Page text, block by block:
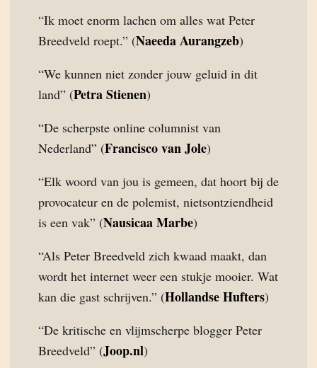
“Ik moet enorm lachen om alles wat Peter
Breedveld roept.” (Naeeda Aurangzeb)
“We kunnen niet zonder jouw geluid in dit
land” (Petra Stienen)
“De scherpste online columnist van
Nederland” (Francisco van Jole)
“Elk woord van jou is gemeen, dat hoort bij de
provocateur en de polemist, nietsontziendheid
is een vak” (Nausicaa Marbe)
“Als Peter Breedveld zich kwaad maakt, dan
wordt het internet weer een stukje mooier. Wat
kan die gast schrijven.” (Hollandse Hufters)
“De kritische en vlijmscherpe blogger Peter
Breedveld” (Joop.nl)